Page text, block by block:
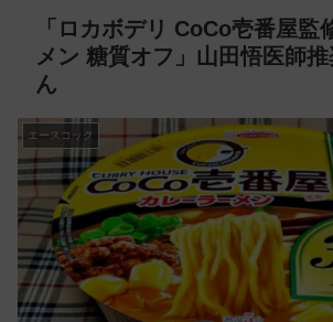
「ロカボデリ CoCo壱番屋監
メン 糖質オフ」山田悟医師
ん
エースコック